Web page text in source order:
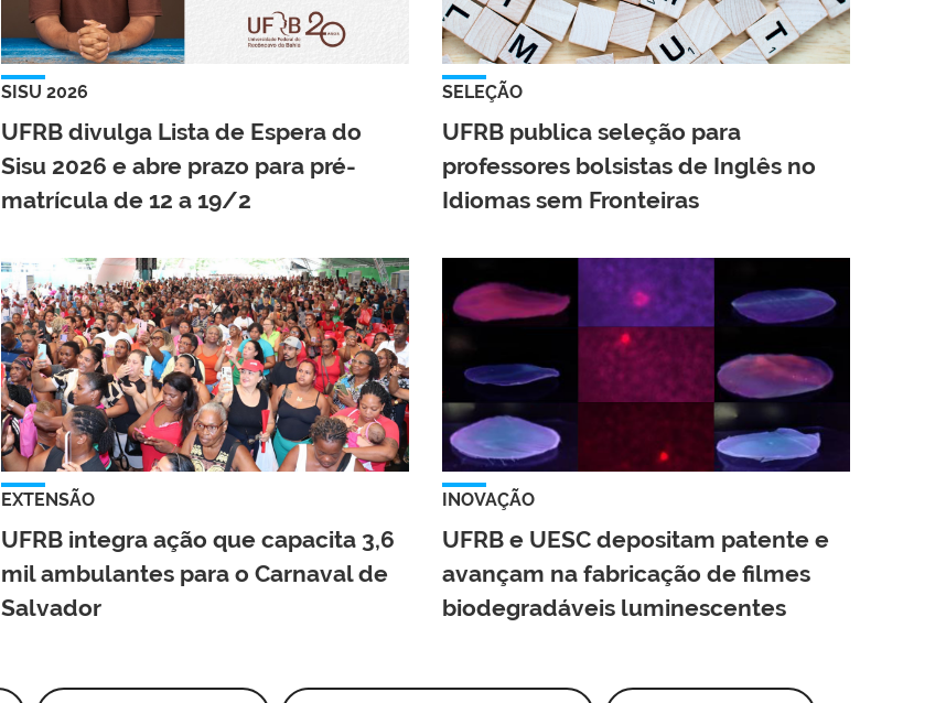
SISU 2026
UFRB divulga Lista de Espera do
Sisu 2026 e abre prazo para pré-
matrícula de 12 a 19/2
SELEÇÃO
UFRB publica seleção para
professores bolsistas de Inglês no
Idiomas sem Fronteiras
EXTENSÃO
UFRB integra ação que capacita 3,6
mil ambulantes para o Carnaval de
Salvador
INOVAÇÃO
UFRB e UESC depositam patente e
avançam na fabricação de filmes
biodegradáveis luminescentes